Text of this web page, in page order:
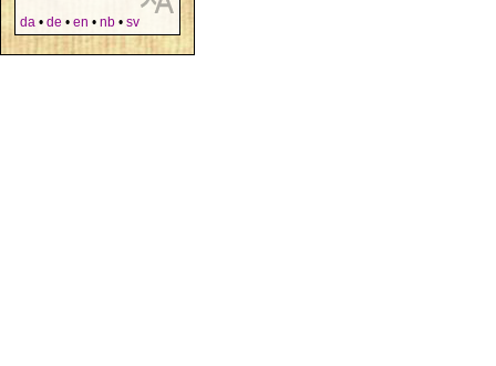
da • de • en • nb • sv